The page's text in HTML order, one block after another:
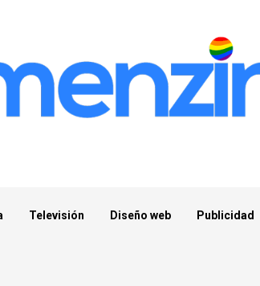
Televisión Diseño web Publicidad